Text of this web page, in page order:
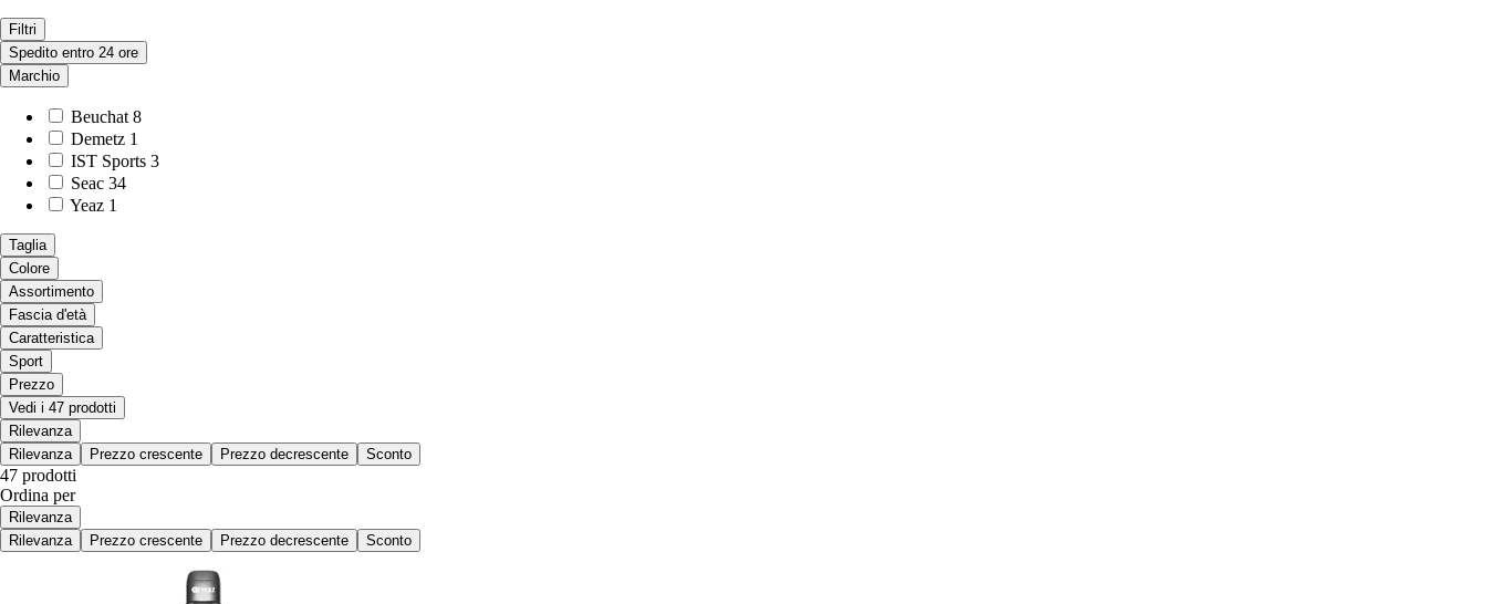
Filtri
Spedito entro 24 ore
Marchio
Beuchat 8
Demetz 1
IST Sports 3
Seac 34
Yeaz 1
Taglia
Colore
Assortimento
Fascia d'età
Caratteristica
Sport
Prezzo
Vedi i 47 prodotti
Rilevanza
Rilevanza
Prezzo crescente Prezzo decrescente Sconto
47 prodotti
Ordina per
Rilevanza
Rilevanza
Prezzo crescente Prezzo decrescente Sconto